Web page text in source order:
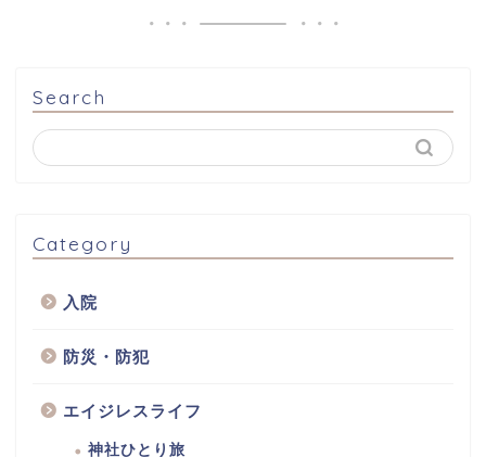
Search
Category
入院
防災・防犯
エイジレスライフ
神社ひとり旅